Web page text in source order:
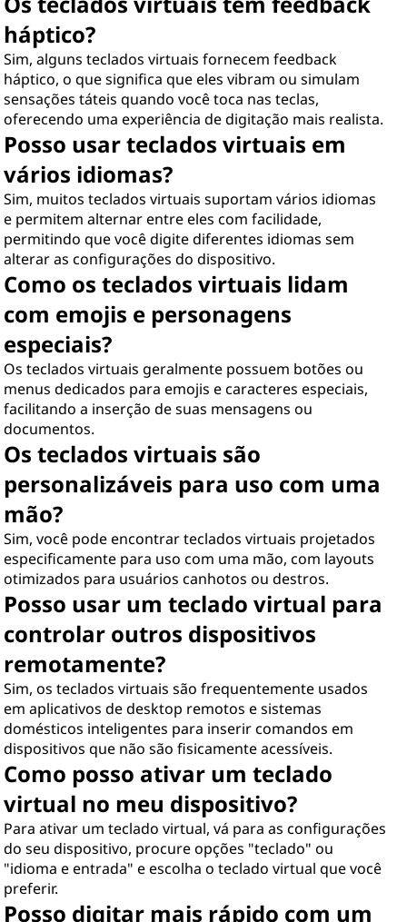
háptico?
Sim, alguns teclados virtuais fornecem feedback
háptico, o que significa que eles vibram ou simulam
sensações táteis quando você toca nas teclas,
oferecendo uma experiência de digitação mais realista.
Posso usar teclados virtuais em
vários idiomas?
Sim, muitos teclados virtuais suportam vários idiomas
e permitem alternar entre eles com facilidade,
permitindo que você digite diferentes idiomas sem
alterar as configurações do dispositivo.
Como os teclados virtuais lidam
com emojis e personagens
especiais?
Os teclados virtuais geralmente possuem botões ou
menus dedicados para emojis e caracteres especiais,
facilitando a inserção de suas mensagens ou
documentos.
Os teclados virtuais são
personalizáveis ​​para uso com uma
mão?
Sim, você pode encontrar teclados virtuais projetados
especificamente para uso com uma mão, com layouts
otimizados para usuários canhotos ou destros.
Posso usar um teclado virtual para
controlar outros dispositivos
remotamente?
Sim, os teclados virtuais são frequentemente usados ​​
em aplicativos de desktop remotos e sistemas
domésticos inteligentes para inserir comandos em
dispositivos que não são fisicamente acessíveis.
Como posso ativar um teclado
virtual no meu dispositivo?
Para ativar um teclado virtual, vá para as configurações
do seu dispositivo, procure opções "teclado" ou
"idioma e entrada" e escolha o teclado virtual que você
preferir.
Posso digitar mais rápido com um